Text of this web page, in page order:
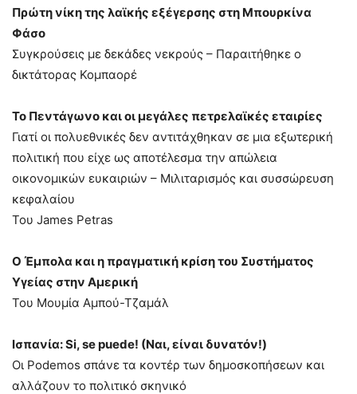
Πρώτη νίκη της λαϊκής εξέγερσης στη Μπουρκίνα
Φάσο
Συγκρούσεις με δεκάδες νεκρούς – Παραιτήθηκε ο
δικτάτορας Κομπαορέ
Το Πεντάγωνο και οι μεγάλες πετρελαϊκές εταιρίες
Γιατί οι πολυεθνικές δεν αντιτάχθηκαν σε μια εξωτερική
πολιτική που είχε ως αποτέλεσμα την απώλεια
οικονομικών ευκαιριών – Μιλιταρισμός και συσσώρευση
κεφαλαίου
Του James Petras
Ο Έμπολα και η πραγματική κρίση του Συστήματος
Υγείας στην Αμερική
Του Μουμία Αμπού-Τζαμάλ
Ισπανία: Si, se puede! (Nαι, είναι δυνατόν!)
Οι Podemos σπάνε τα κοντέρ των δημοσκοπήσεων και
αλλάζουν το πολιτικό σκηνικό